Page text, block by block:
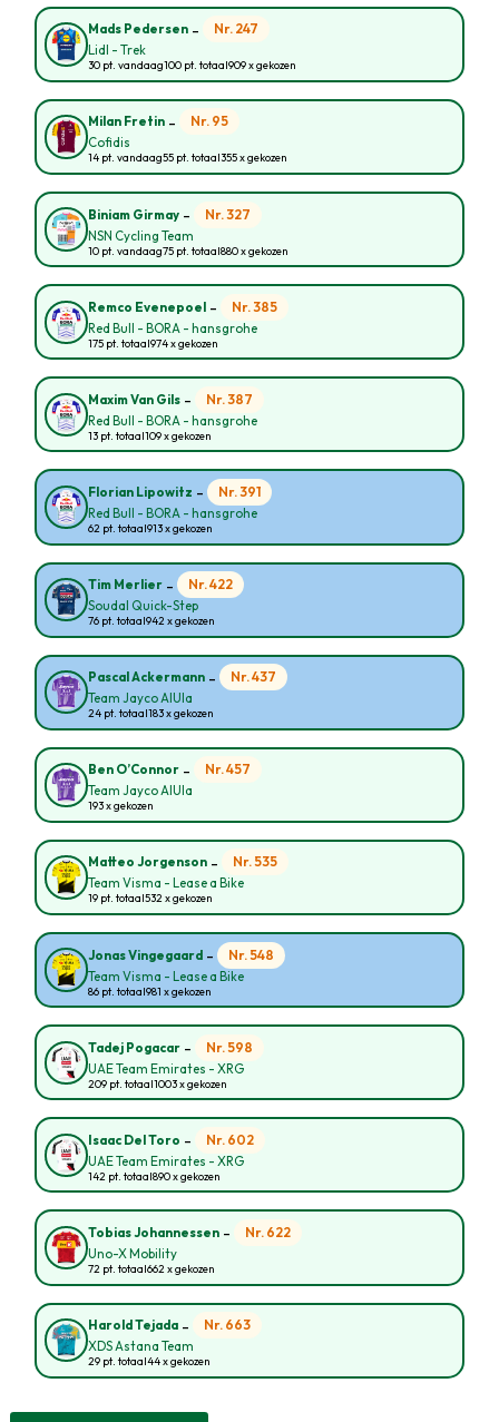
Mads Pedersen - Nr. 247
Lidl - Trek
30 pt. vandaag100 pt. totaal909 x gekozen
Milan Fretin - Nr. 95
Cofidis
14 pt. vandaag55 pt. totaal355 x gekozen
Biniam Girmay - Nr. 327
NSN Cycling Team
10 pt. vandaag75 pt. totaal880 x gekozen
Remco Evenepoel - Nr. 385
Red Bull - BORA - hansgrohe
175 pt. totaal974 x gekozen
Maxim Van Gils - Nr. 387
Red Bull - BORA - hansgrohe
13 pt. totaal109 x gekozen
Florian Lipowitz - Nr. 391
Red Bull - BORA - hansgrohe
62 pt. totaal913 x gekozen
Tim Merlier - Nr. 422
Soudal Quick-Step
76 pt. totaal942 x gekozen
Pascal Ackermann - Nr. 437
Team Jayco AlUla
24 pt. totaal183 x gekozen
Ben O’Connor - Nr. 457
Team Jayco AlUla
193 x gekozen
Matteo Jorgenson - Nr. 535
Team Visma - Lease a Bike
19 pt. totaal532 x gekozen
Jonas Vingegaard - Nr. 548
Team Visma - Lease a Bike
86 pt. totaal981 x gekozen
Tadej Pogacar - Nr. 598
UAE Team Emirates - XRG
209 pt. totaal1003 x gekozen
Isaac Del Toro - Nr. 602
UAE Team Emirates - XRG
142 pt. totaal890 x gekozen
Tobias Johannessen - Nr. 622
Uno-X Mobility
72 pt. totaal662 x gekozen
Harold Tejada - Nr. 663
XDS Astana Team
29 pt. totaal44 x gekozen